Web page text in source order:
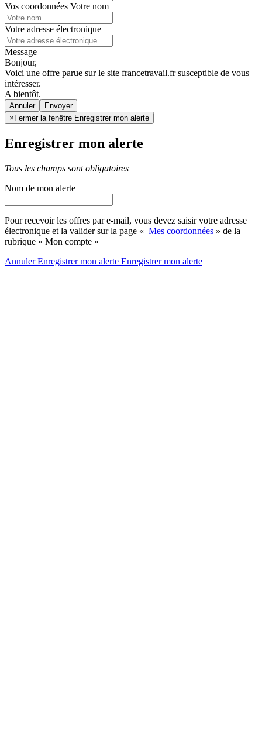
Vos coordonnées Votre nom
Votre adresse électronique
Message
Bonjour,
Voici une offre parue sur le site francetravail.fr susceptible de vous
intéresser.
A bientôt.
Annuler
× Fermer la fenêtre Enregistrer mon alerte
Enregistrer mon alerte
Tous les champs sont obligatoires
Nom de mon alerte
Pour recevoir les offres par e-mail, vous devez saisir votre adresse
électronique et la valider sur la page « Mes coordonnées » de la
rubrique « Mon compte »
AnnulerEnregistrer mon alerte Enregistrermon alerte